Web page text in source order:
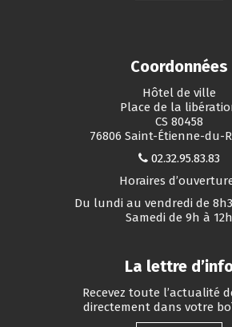
Coordonnées
Hôtel de ville
Place de la
CS 80458
76806 Saint-Étienne-du-
02.32.95.83.83
Horaires
Du lundi au vendredi de
Samedi de 9h à 12h
La lettre
Recevez toute l’actualité
directement dans votre